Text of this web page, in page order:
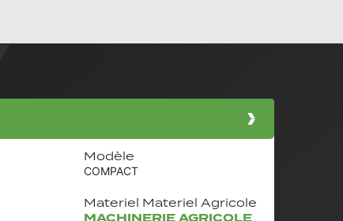
Modèle
COMPACT
Materiel Materiel Agricole